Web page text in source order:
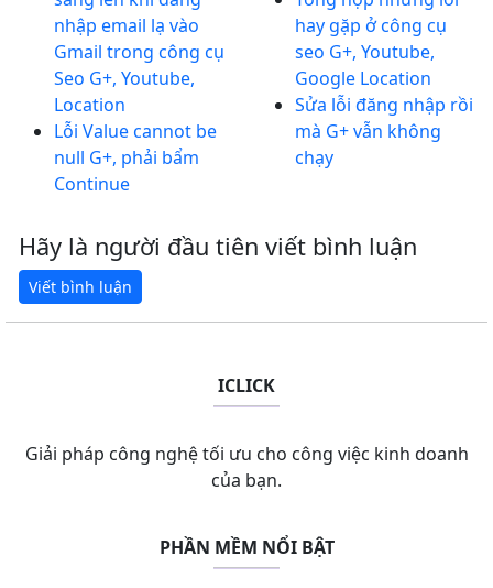
nhập email lạ vào
Gmail trong công cụ
Seo G+, Youtube,
Location
Lỗi Value cannot be
null G+, phải bẩm
Continue
hay gặp ở công cụ
seo G+, Youtube,
Google Location
Sửa lỗi đăng nhập rồi
mà G+ vẫn không
chạy
Hãy là người đầu tiên viết bình luận
ICLICK
Giải pháp công nghệ tối ưu cho công việc kinh doanh
của bạn.
PHẦN MỀM NỔI BẬT